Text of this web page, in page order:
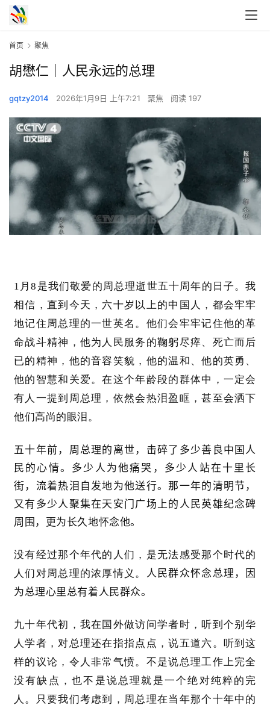
首页 聚焦
胡懋仁｜人民永远的总理
gqtzy2014 2026年1月9日 上午7:21 聚焦 阅读 197
1月8是我们敬爱的周总理逝世五十周年的日子。我
相信，直到今天，六十岁以上的中国人，都会牢牢
地记住周总理的一世英名。他们会牢牢记住他的革
命战斗精神，他为人民服务的鞠躬尽瘁、死亡而后
已的精神，他的音容笑貌，他的温和、他的英勇、
他的智慧和关爱。在这个年龄段的群体中，一定会
有人一提到周总理，依然会热泪盈眶，甚至会洒下
他们高尚的眼泪。
五十年前，周总理的离世，击碎了多少善良中国人
民的心情。多少人为他痛哭，多少人站在十里长
街，流着热泪自发地为他送行。那一年的清明节，
又有多少人聚集在天安门广场上的人民英雄纪念碑
周围，更为长久地怀念他。
没有经过那个年代的人们，是无法感受那个时代的
人们对周总理的浓厚情义。
人民群众怀念总理，因
为总理心里总有着人民群众。
九十年代初，我在国外做访问学者时，听到个别华
人学者，对总理还在指指点点，说五道六。听到这
样的议论，令人非常气愤。不是说总理工作上完全
没有缺点，也不是说总理就是一个绝对纯粹的完
人。只要我们考虑到，周总理在当年那个十年中的